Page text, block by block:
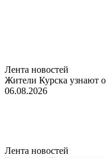
Лента новостей
Жители Курска узнают
06.08.2026
Лента новостей